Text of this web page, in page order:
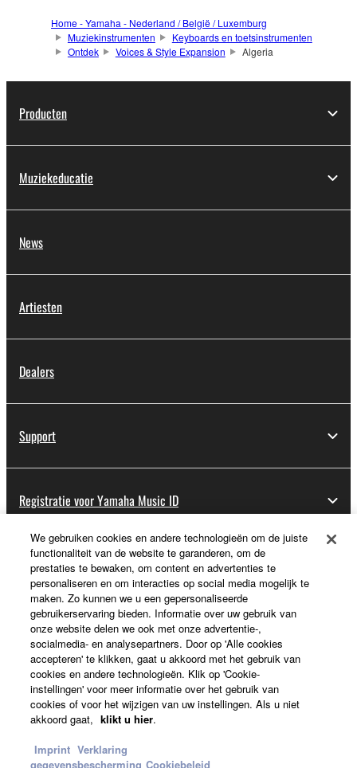
Home - Yamaha - Nederland / België / Luxemburg
Muziekinstrumenten
Keyboards en toetsinstrumenten
Ontdek
Voices & Style Expansion Algeria
Producten
Muziekeducatie
News
Artiesten
Dealers
Support
Registratie voor Yamaha Music ID
Over Yamaha
Nederland / België / Luxemburg - Dutch
Business
We gebruiken cookies en andere technologieën om de juiste
functionaliteit van de website te garanderen, om de
prestaties te bewaken, om content en advertenties te
personaliseren en om interacties op social media mogelijk te
maken. Zo kunnen we u een gepersonaliseerde
gebruikerservaring bieden. Informatie over uw gebruik van
onze website delen we ook met onze advertentie-,
socialmedia- en analysepartners. Door op 'Alle cookies
accepteren' te klikken, gaat u akkoord met het gebruik van
cookies en andere technologieën. Klik op 'Cookie-
instellingen' voor meer informatie over het gebruik van
cookies of voor het wijzigen van uw instellingen. Als u niet
akkoord gaat, klikt u hier.
Imprint Verklaring
gegevensbescherming Cookiebeleid